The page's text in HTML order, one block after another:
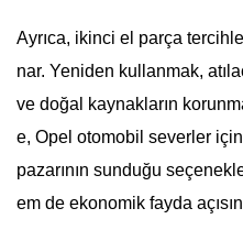
Ayrıca, ikinci el parça
nar. Yeniden kullanmak,
ve doğal kaynakların
e, Opel otomobil severler
pazarının sunduğu
em de ekonomik fayda